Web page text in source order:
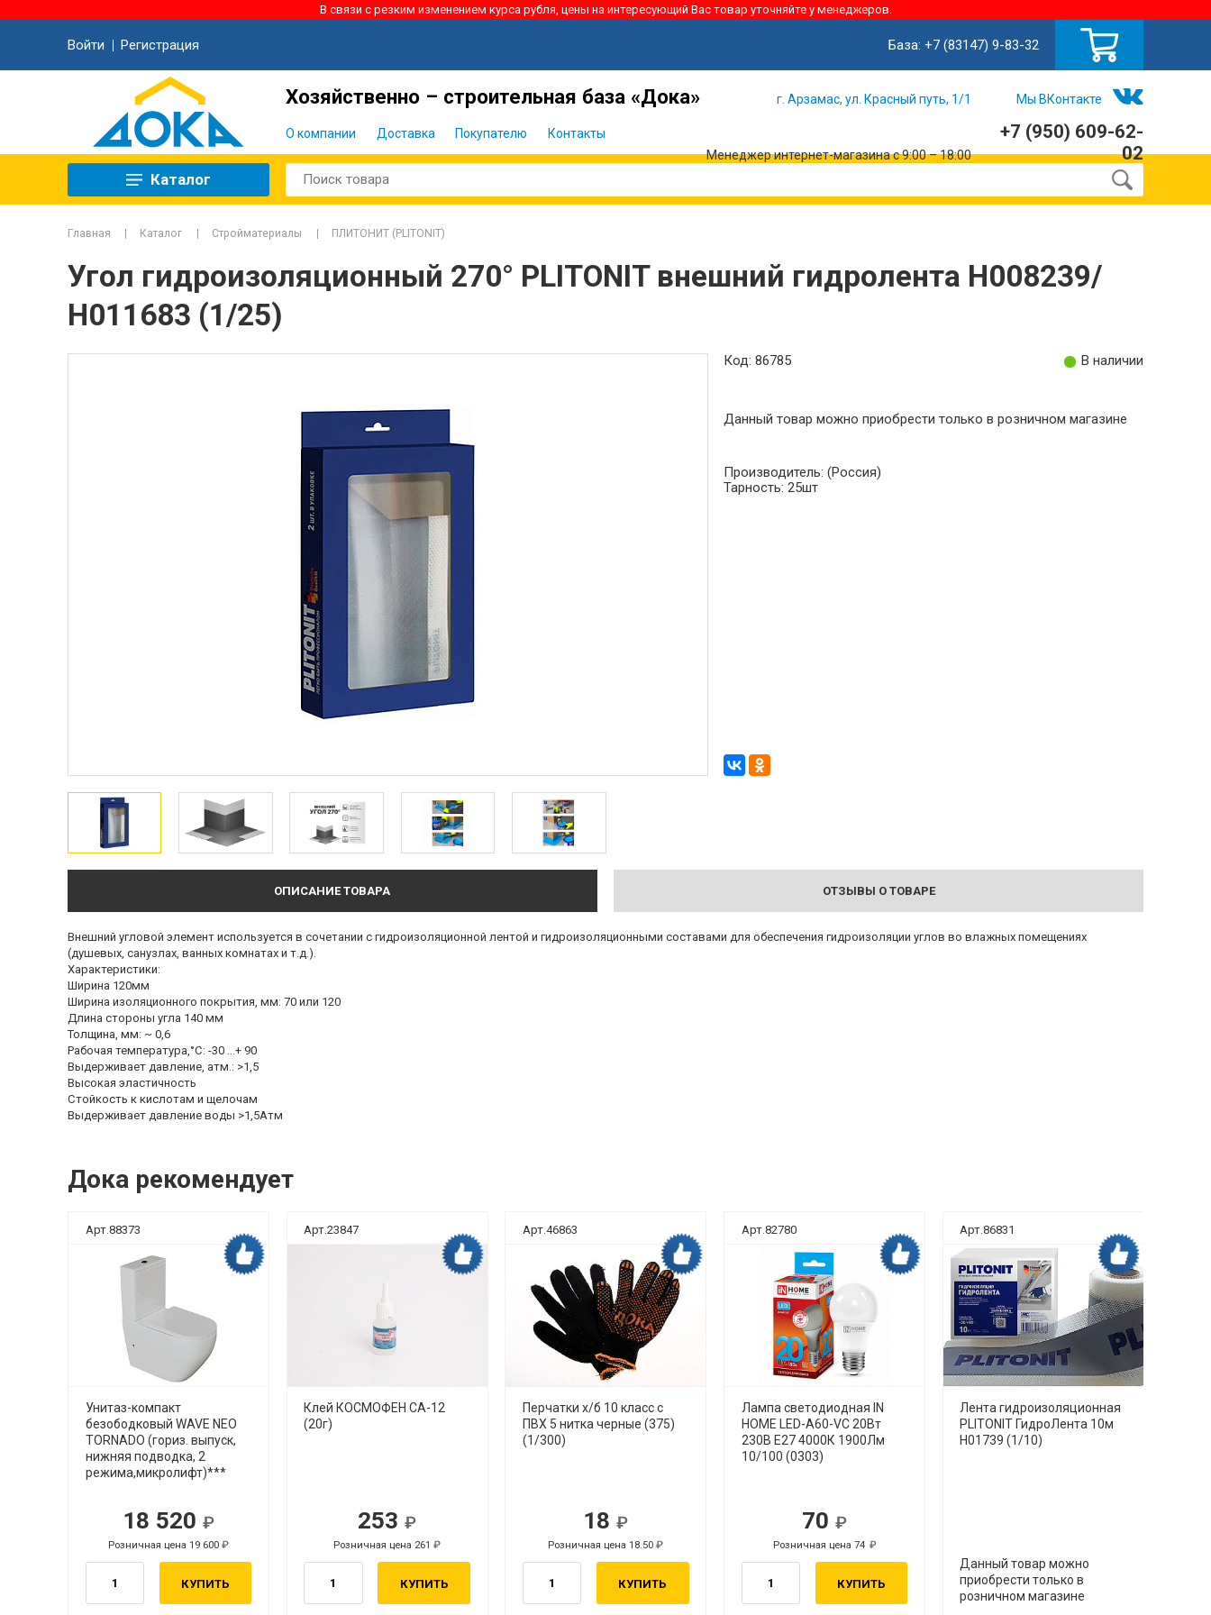
В связи с резким изменением курса рубля, цены на интересующий Вас товар уточняйте у менеджеров.
Войти Регистрация База: +7 (83147) 9-83-32
Хозяйственно – строительная база «Дока»
О компании Доставка Покупателю Контакты
г. Арзамас, ул. Красный путь, 1/1 Мы ВКонтакте
Менеджер интернет-магазина с 9:00 – 18:00
+7 (950) 609-62-
02
Каталог
Главная Каталог Стройматериалы ПЛИТОНИТ (PLITONIT)
Угол гидроизоляционный 270° PLITONIT внешний гидролента Н008239/
Н011683 (1/25)
Код: 86785 В наличии
Данный товар можно приобрести только в розничном магазине
Производитель: (Россия)
Тарность: 25шт
ОПИСАНИЕ ТОВАРА ОТЗЫВЫ О ТОВАРЕ
Внешний угловой элемент используется в сочетании с гидроизоляционной лентой и гидроизоляционными составами для обеспечения гидроизоляции углов во влажных помещениях
(душевых, санузлах, ванных комнатах и т.д.).
Характеристики:
Ширина 120мм
Ширина изоляционного покрытия, мм: 70 или 120
Длина стороны угла 140 мм
Толщина, мм: ~ 0,6
Рабочая температура,°С: -30 ...+ 90
Выдерживает давление, атм.: >1,5
Высокая эластичность
Стойкость к кислотам и щелочам
Выдерживает давление воды >1,5Атм
Дока рекомендует
Арт.88373
Унитаз-компакт
безободковый WAVE NEO
TORNADO (гориз. выпуск,
нижняя подводка, 2
режима,микролифт)***
18 520
Розничная цена 19 600
КУПИТЬ
Арт.23847
Клей КОСМОФЕН СА-12
(20г)
253
Розничная цена 261
КУПИТЬ
Арт.46863
Перчатки х/б 10 класс с
ПВХ 5 нитка черные (375)
(1/300)
18
Р
Розничная цена 18.50
Р
КУПИТЬ
Арт.82780
Лампа светодиодная IN
HOME LED-A60-VC 20Вт
230В Е27 4000К 1900Лм
10/100 (0303)
70
Р
Розничная цена 74
Р
КУПИТЬ
Арт.86831
Дока рекомендует
Лента гидроизоляционная
PLITONIT ГидроЛента 10м
H01739 (1/10)
Данный товар можно
приобрести только в
розничном магазине
Дока рекомендует
Р
Р
Дока рекомендует Дока рекомендует Дока рекомендует